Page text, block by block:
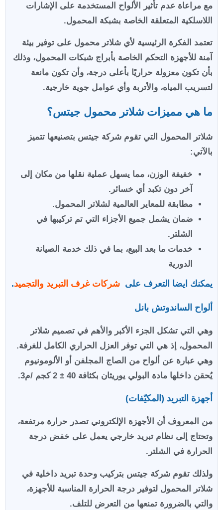
مع مراعاة عدم تأثير الألواح المستخدمة على الإشارات
اللاسلكية المتعلقة الخاصة بشبكة المحمول.
تعتمد الفكرة الرئيسية لأي شلاتر محمول على توفير بيئة
آمنة للأجهزة التحكم الخاصة بأبراج شبكات المحمول، وذلك
بأن تكون معزولة حراريًا بأعلى درجة، وأن تكون مانعة
لتسريب المياه، والأتربة وأي عوامل جوية خارجية.
ما هي مميزات شلاتر محمول جيتس؟
شلاتر المحمول التي تقوم شركة جيتس بتصنيعها تتميز
بالآتي:
خفيفة الوزن، مما يسهل عملية نقلها من مكان إلى
آخر دون تكبد أي خسائر.
مطابقة للمعاير العالمية لشلاتر المحمول.
ضمان يشمل جميع الأجزاء التي تم تركيبها في
الشلتر.
خدمات ما بعد البيع، بما في ذلك خدمة الصيانة
الدورية
يمكنك ايضا التعرف على شركات غرف التبريد والتجميد.
ألواح الساندوتش بانل
وهي التي تشكل الجزء الأكبر والأهم في تصميم شلاتر
المحمول، إذ هي التي توفر العزل الحراري الكامل للغرفة.
وهي عبارة عن ألواح من الصاج المجلفن أو الألومونيوم
يُحقن داخلها مادة البولي يوريثان بكثافة 40 ± 2 كجم /م3.
أجهزة التبريد (المكيّفات)
من المعروف أن الأجهزة الإلكتروني تصدر حرارة مرتفعة،
وتحتاج إلى نظام تبريد خارجي يعمل على خفض درجة
الحرارة في الشلتر.
ولذلك تقوم شركة جيتس بتركيب وحدة تبريد داخلية في
شلاتر المحمول لتوفير درجة الحرارة المناسبة للأجهزة،
والتي بالضرورة تمنعها من التعرض للتلف.